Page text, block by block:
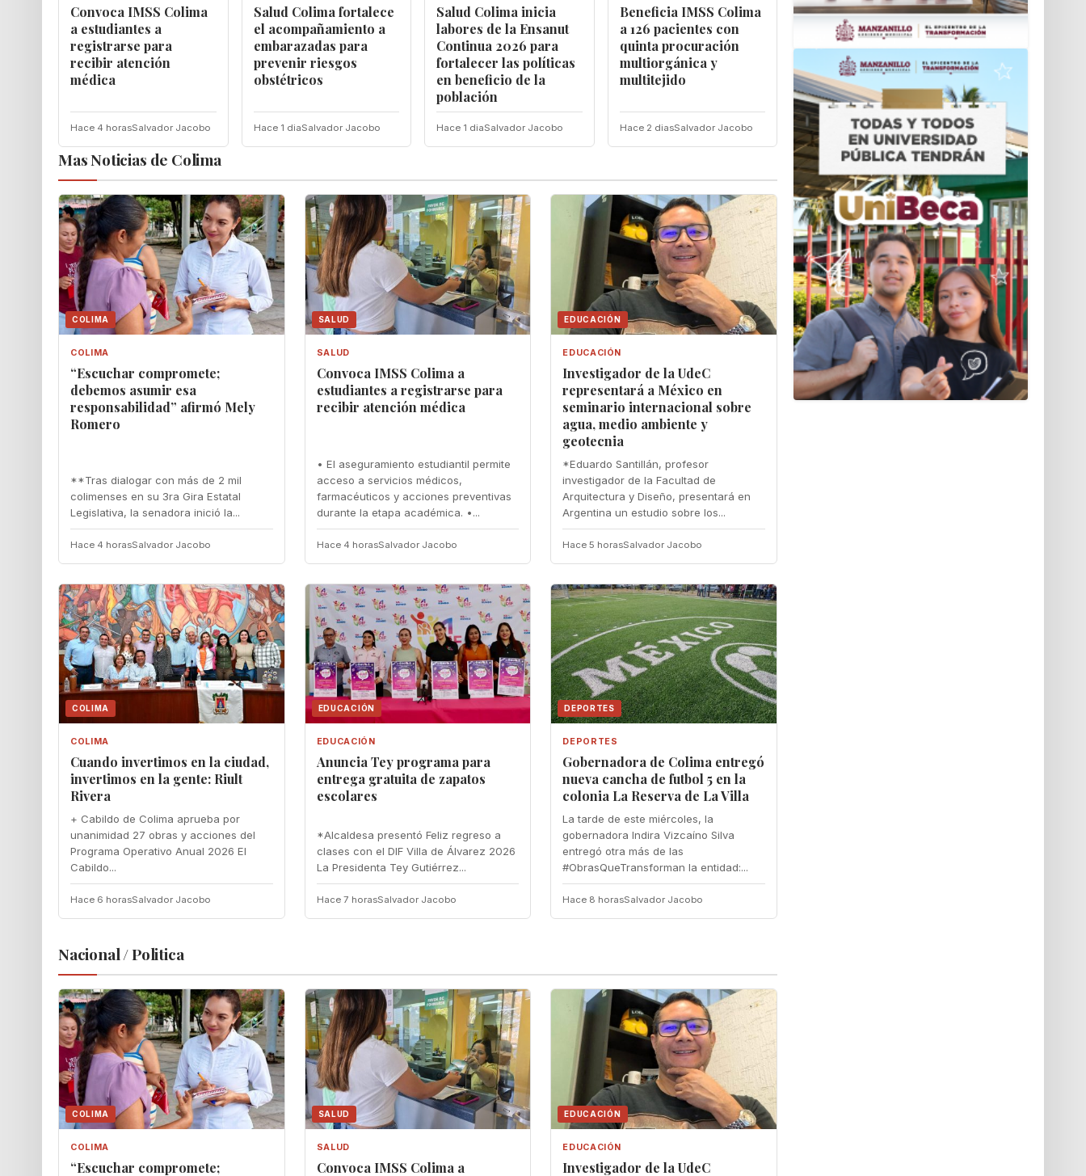
Convoca IMSS Colima
a estudiantes a
registrarse para
recibir atención
médica
Hace 4 horasSalvador Jacobo
Salud Colima fortalece
el acompañamiento a
embarazadas para
prevenir riesgos
obstétricos
Hace 1 diaSalvador Jacobo
Salud Colima inicia
labores de la Ensanut
Continua 2026 para
fortalecer las políticas
en beneficio de la
población
Hace 1 diaSalvador Jacobo
Beneficia IMSS Colima
a 126 pacientes con
quinta procuración
multiorgánica y
multitejido
Hace 2 diasSalvador Jacobo
Mas Noticias de Colima
COLIMA
COLIMA
“Escuchar compromete;
debemos asumir esa
responsabilidad” afirmó Mely
Romero
**Tras dialogar con más de 2 mil
colimenses en su 3ra Gira Estatal
Legislativa, la senadora inició la...
Hace 4 horasSalvador Jacobo
SALUD
SALUD
Convoca IMSS Colima a
estudiantes a registrarse para
recibir atención médica
• El aseguramiento estudiantil permite
acceso a servicios médicos,
farmacéuticos y acciones preventivas
durante la etapa académica. •...
Hace 4 horasSalvador Jacobo
EDUCACIÓN
EDUCACIÓN
Investigador de la UdeC
representará a México en
seminario internacional sobre
agua, medio ambiente y
geotecnia
*Eduardo Santillán, profesor
investigador de la Facultad de
Arquitectura y Diseño, presentará en
Argentina un estudio sobre los...
Hace 5 horasSalvador Jacobo
COLIMA
COLIMA
Cuando invertimos en la ciudad,
invertimos en la gente: Riult
Rivera
+ Cabildo de Colima aprueba por
unanimidad 27 obras y acciones del
Programa Operativo Anual 2026 El
Cabildo...
Hace 6 horasSalvador Jacobo
EDUCACIÓN
EDUCACIÓN
‎Anuncia Tey programa para
entrega gratuita de zapatos
escolares
‎*Alcaldesa presentó Feliz regreso a
clases con el DIF Villa de Álvarez 2026 ‎
‎La Presidenta Tey Gutiérrez...
Hace 7 horasSalvador Jacobo
DEPORTES
DEPORTES
Gobernadora de Colima entregó
nueva cancha de futbol 5 en la
colonia La Reserva de La Villa
La tarde de este miércoles, la
gobernadora Indira Vizcaíno Silva
entregó otra más de las
#ObrasQueTransforman la entidad:...
Hace 8 horasSalvador Jacobo
Nacional / Politica
COLIMA
COLIMA
“Escuchar compromete;
SALUD
SALUD
Convoca IMSS Colima a
EDUCACIÓN
EDUCACIÓN
Investigador de la UdeC